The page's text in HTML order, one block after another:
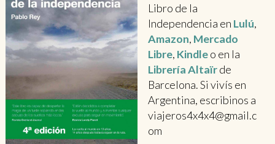
Libro de la
Independencia en Lulú,
Amazon, Mercado
Libre, Kindleo en la
Librería Altaïrde
Barcelona. Si vivís en
Argentina, escribinos a
viajeros4x4x4@gmail.c
om